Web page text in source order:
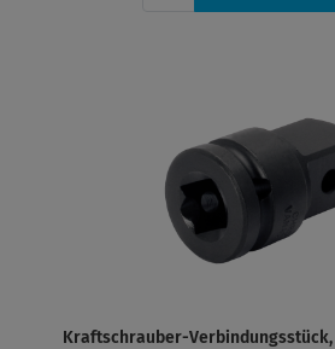
Kraftschrauber-